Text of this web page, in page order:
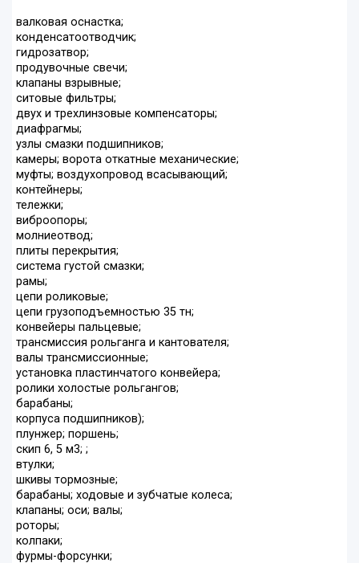
валковая оснастка;
конденсатоотводчик;
гидрозатвор;
продувочные свечи;
клапаны взрывные;
ситовые фильтры;
двух и трехлинзовые компенсаторы;
диафрагмы;
узлы смазки подшипников;
камеры; ворота откатные механические;
муфты; воздухопровод всасывающий;
контейнеры;
тележки;
виброопоры;
молниеотвод;
плиты перекрытия;
система густой смазки;
рамы;
цепи роликовые;
цепи грузоподъемностью 35 тн;
конвейеры пальцевые;
трансмиссия рольганга и кантователя;
валы трансмиссионные;
установка пластинчатого конвейера;
ролики холостые рольгангов;
барабаны;
корпуса подшипников);
плунжер; поршень;
скип 6, 5 м3; ;
втулки;
шкивы тормозные;
барабаны; ходовые и зубчатые колеса;
клапаны; оси; валы;
роторы;
колпаки;
фурмы-форсунки;